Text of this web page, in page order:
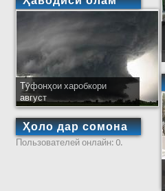
Тӯфонҳои харобкори
август
Ҳоло дар сомона
Пользователей онлайн: 0.